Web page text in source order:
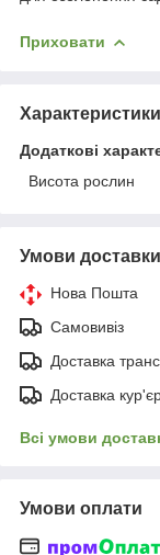
Приховати
Характеристики
Додаткові
Висота рослин
Умови доставки
Нова Пошта
Самовивіз
Доставка
Доставка
Всі умови
Умови оплати